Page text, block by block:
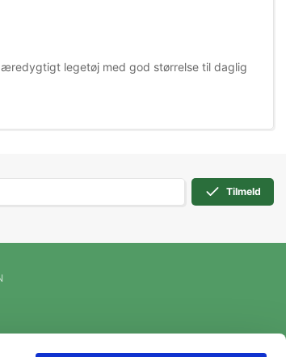
legetøj med god størrelse til daglig
Tilmeld